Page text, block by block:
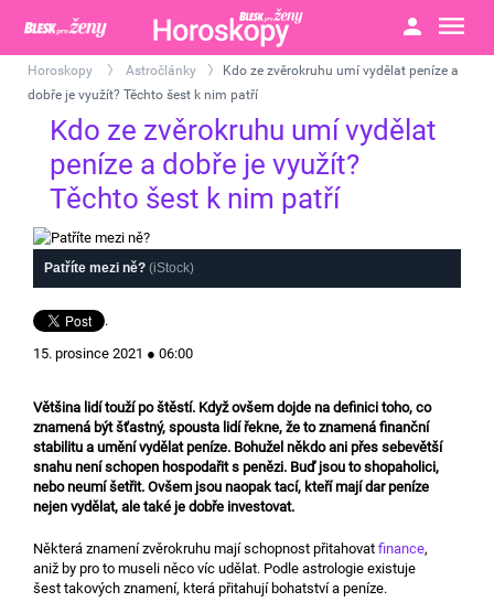
Horoskopy Astročlánky
Kdo ze zvěrokruhu umí vydělat peníze a
dobře je využít? Těchto šest k nim patří
Kdo ze zvěrokruhu umí vydělat
peníze a dobře je využít?
Těchto šest k nim patří
Patříte mezi ně? (iStock)
.
15. prosince 2021 ● 06:00
Většina lidí touží po štěstí. Když ovšem dojde na definici toho, co
znamená být šťastný, spousta lidí řekne, že to znamená finanční
stabilitu a umění vydělat peníze. Bohužel někdo ani přes sebevětší
snahu není schopen hospodařit s penězi. Buď jsou to shopaholici,
nebo neumí šetřit. Ovšem jsou naopak tací, kteří mají dar peníze
nejen vydělat, ale také je dobře investovat.
Některá znamení zvěrokruhu mají schopnost přitahovat finance,
aniž by pro to museli něco víc udělat. Podle astrologie existuje
šest takových znamení, která přitahují bohatství a peníze.